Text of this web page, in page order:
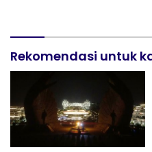
Rekomendasi untuk